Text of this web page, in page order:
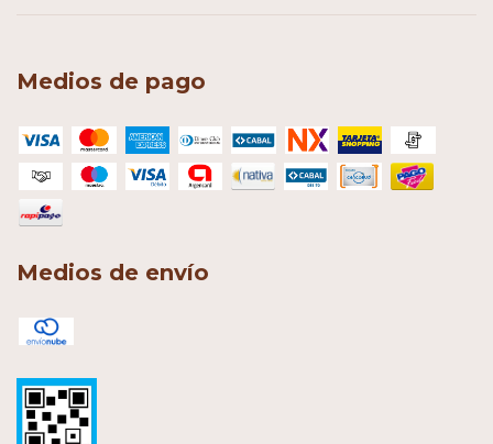
Medios de pago
Medios de envío